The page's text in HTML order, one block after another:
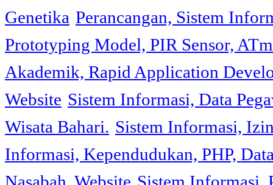
Genetika Perancangan, Sistem
Prototyping Model, PIR Sensor,
Akademik, Rapid Application
Website Sistem Informasi, Data
Wisata Bahari. Sistem Informasi,
Informasi, Kependudukan, PHP,